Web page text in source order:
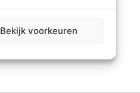
Bekijk voorkeuren